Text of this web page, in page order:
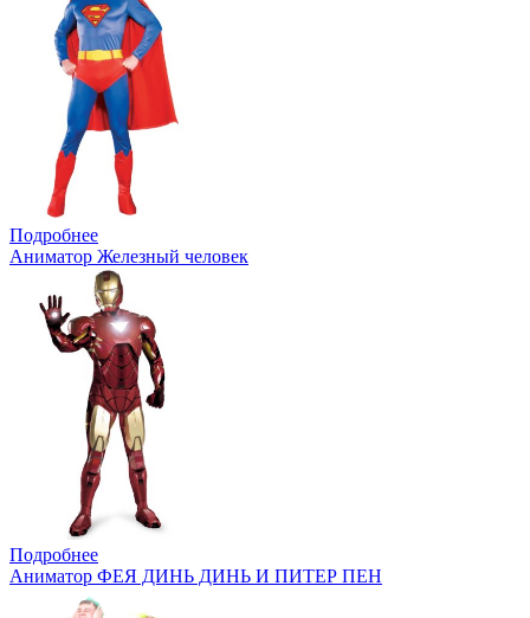
Подробнее
Аниматор Железный человек
Подробнее
Аниматор ФЕЯ ДИНЬ ДИНЬ И ПИТЕР ПЕН